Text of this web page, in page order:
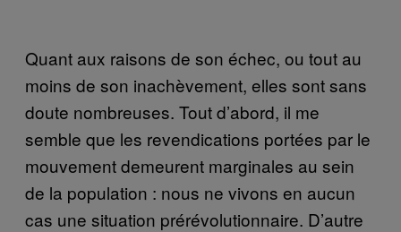
Quant aux raisons de son échec, ou tout au
moins de son inachèvement, elles sont sans
doute nombreuses. Tout d’abord, il me
semble que les revendications portées par le
mouvement demeurent marginales au sein
de la population : nous ne vivons en aucun
cas une situation prérévolutionnaire. D’autre